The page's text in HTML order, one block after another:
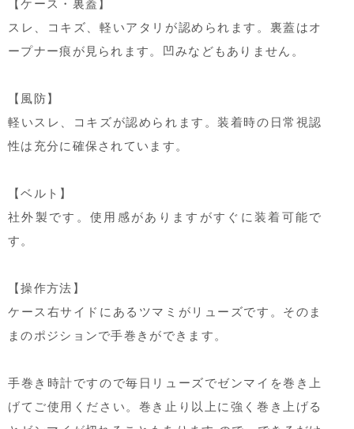
【ケース・裏蓋】
スレ、コキズ、軽いアタリが認められます。裏蓋はオ
ープナー痕が見られます。凹みなどもありません。
【風防】
軽いスレ、コキズが認められます。装着時の日常視認
性は充分に確保されています。
【ベルト】
社外製です。使用感がありますがすぐに装着可能で
す。
【操作方法】
ケース右サイドにあるツマミがリューズです。そのま
まのポジションで手巻きができます。
手巻き時計ですので毎日リューズでゼンマイを巻き上
げてご使用ください。巻き止り以上に強く巻き上げる